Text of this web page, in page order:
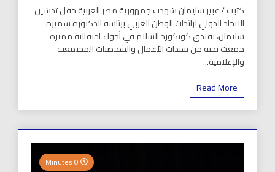
كتبت / عبير سليمان شهدت جمهورية مصر العربية حفل تدشين
الاتحاد الدولي لرائدات الوطن العربي برئاسة الدكتورة سميرة
سليمان، بفندق كونكورد السلام في أجواء احتفالية مميزة
جمعت نخبة من سيدات الأعمال والشخصيات المجتمعية
والإعلامية...
Read More